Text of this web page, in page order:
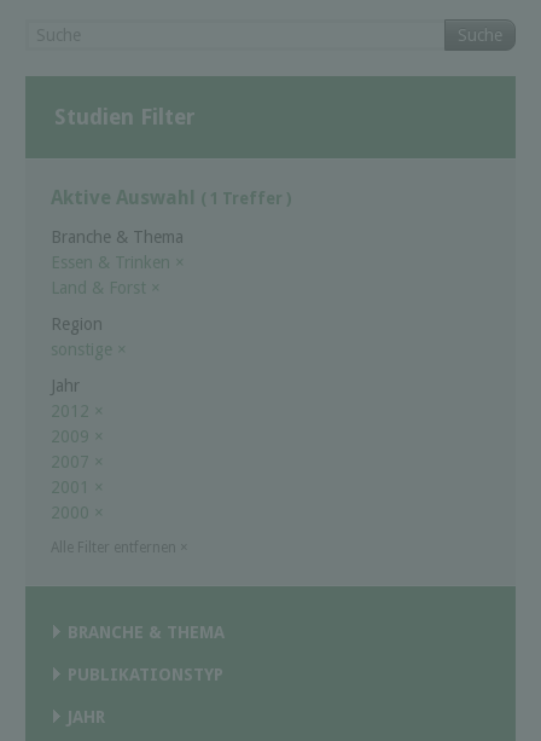
Suche
Studien Filter
Aktive Auswahl ( 1 Treffer )
Branche & Thema
Essen & Trinken ×
Land & Forst ×
Region
sonstige ×
Jahr
2012 ×
2009 ×
2007 ×
2001
×
2000 ×
BRANCHE & THEMA
PUBLIKATIONSTYP
JAHR